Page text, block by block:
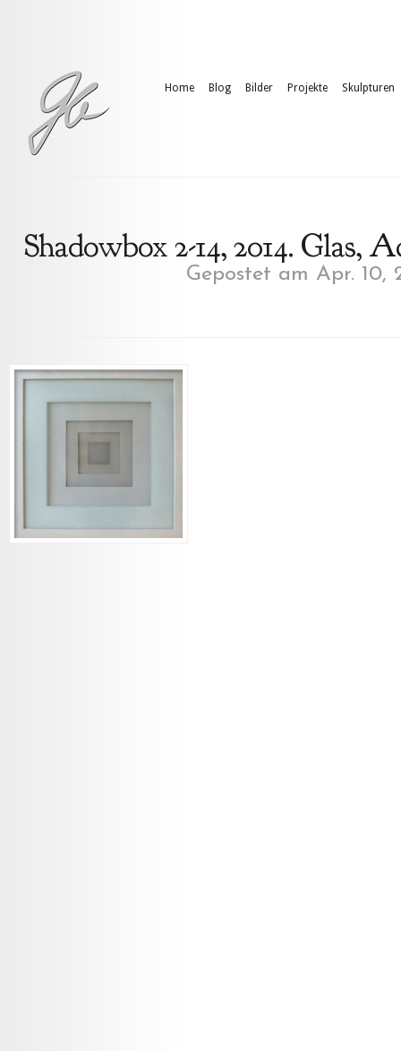
Home Blog Bilder Projekte Skulpturen
Shadowbox 2-14, 2014. Glas,
Gepostet am Apr. 10,